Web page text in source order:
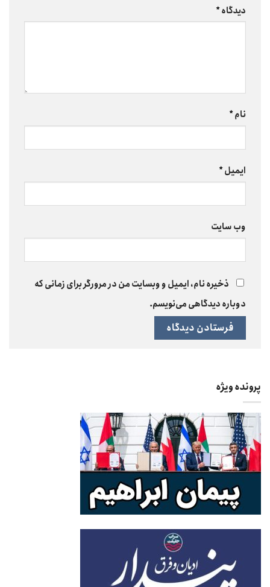
دیدگاه*
نام*
ایمیل*
وب‌ سایت
ذخیره نام، ایمیل و وبسایت من در مرورگر برای زمانی که
دوباره دیدگاهی می‌نویسم.
پرونده ویژه